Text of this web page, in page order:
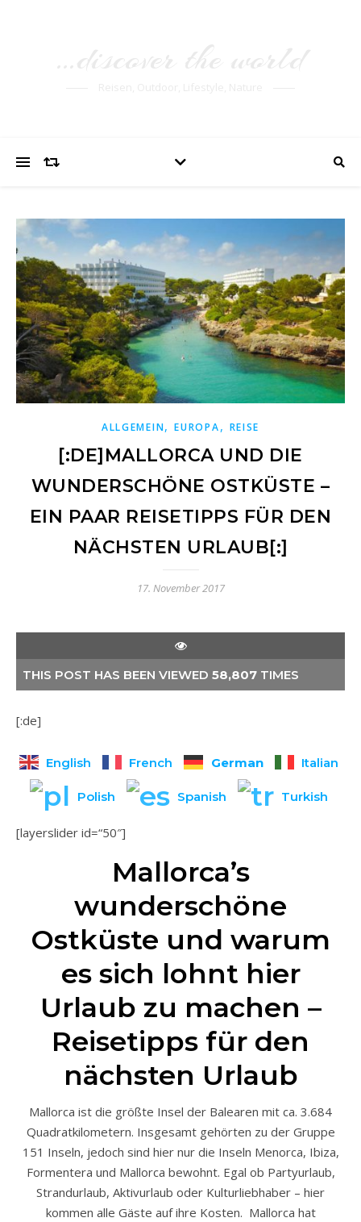
ALLGEMEIN,EUROPA, REISE
[:DE]MALLORCA UND DIE
WUNDERSCHÖNE OSTKÜSTE –
EIN PAAR REISETIPPS FÜR DEN
NÄCHSTEN URLAUB[:]
17. November 2017
THIS POST HAS BEEN VIEWED 58,807 TIMES
[:de]
English French German Italian
Polish Spanish Turkish
[layerslider id=“50″]
Mallorca’s
wunderschöne
Ostküste und warum
es sich lohnt hier
Urlaub zu machen –
Reisetipps für den
nächsten Urlaub
Mallorca ist die größte Insel der Balearen mit ca. 3.684
Quadratkilometern. Insgesamt gehörten zu der Gruppe
151 Inseln, jedoch sind hier nur die Inseln Menorca, Ibiza,
Formentera und Mallorca bewohnt. Egal ob Partyurlaub,
Strandurlaub, Aktivurlaub oder Kulturliebhaber – hier
kommen alle Gäste auf ihre Kosten. Mallorca hat